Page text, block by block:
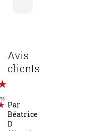
Avis
clients
Par
Béatrice
D